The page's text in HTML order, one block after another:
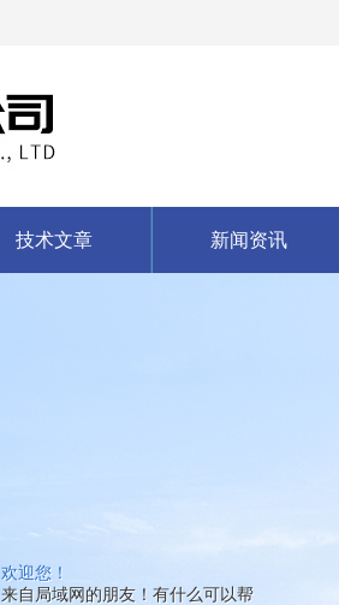
欢迎您！
来自局域网的朋友！有什么可以帮
技术文章 新闻资讯